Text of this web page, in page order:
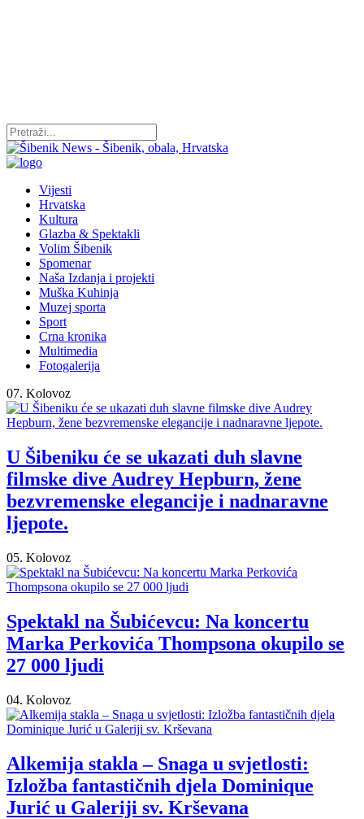
Vijesti
Hrvatska
Kultura
Glazba & Spektakli
Volim Šibenik
Spomenar
Naša Izdanja i projekti
Muška Kuhinja
Muzej sporta
Sport
Crna kronika
Multimedia
Fotogalerija
07. Kolovoz
U Šibeniku će se ukazati duh slavne
filmske dive Audrey Hepburn, žene
bezvremenske elegancije i nadnaravne
ljepote.
05. Kolovoz
Spektakl na Šubićevcu: Na koncertu
Marka Perkovića Thompsona okupilo se
27 000 ljudi
04. Kolovoz
Alkemija stakla – Snaga u svjetlosti:
Izložba fantastičnih djela Dominique
Jurić u Galeriji sv. Krševana